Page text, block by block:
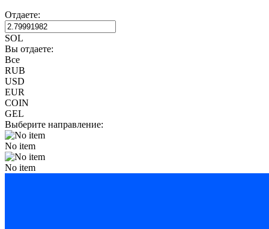
Отдаете:
SOL
Вы отдаете:
Все
RUB
USD
EUR
COIN
GEL
Выберите направление:
No item
No item